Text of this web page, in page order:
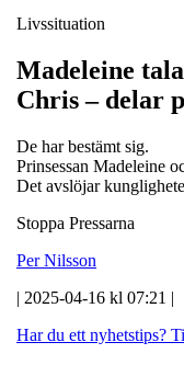
Livssituation
Madeleine
Chris – delar
De har bestämt sig.
Prinsessan Madeleine
Det avslöjar
Stoppa Pressarna
Per Nilsson
| 2025-04-16 kl 07:21 |
Har du ett nyhetstips?